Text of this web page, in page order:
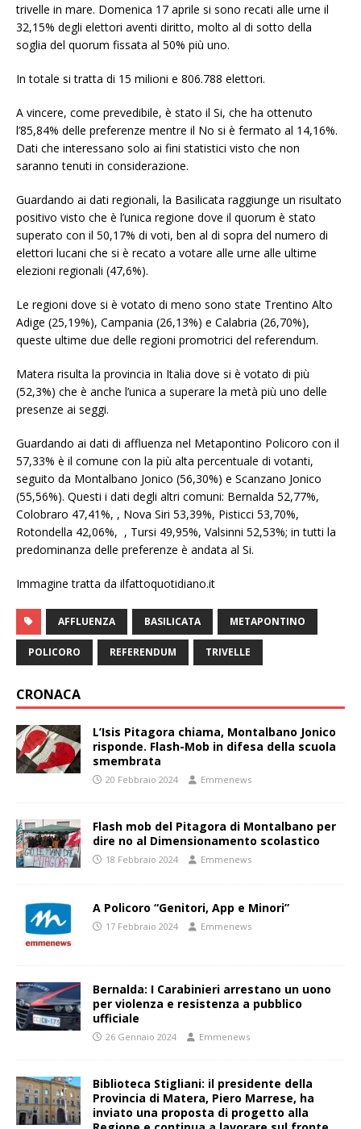
trivelle in mare. Domenica 17 aprile si sono recati alle urne il
32,15% degli elettori aventi diritto, molto al di sotto della
soglia del quorum fissata al 50% più uno.
In totale si tratta di 15 milioni e 806.788 elettori.
A vincere, come prevedibile, è stato il Si, che ha ottenuto
l’85,84% delle preferenze mentre il No si è fermato al 14,16%.
Dati che interessano solo ai fini statistici visto che non
saranno tenuti in considerazione.
Guardando ai dati regionali, la Basilicata raggiunge un risultato
positivo visto che è l’unica regione dove il quorum è stato
superato con il 50,17% di voti, ben al di sopra del numero di
elettori lucani che si è recato a votare alle urne alle ultime
elezioni regionali (47,6%).
Le regioni dove si è votato di meno sono state Trentino Alto
Adige (25,19%), Campania (26,13%) e Calabria (26,70%),
queste ultime due delle regioni promotrici del referendum.
Matera risulta la provincia in Italia dove si è votato di più
(52,3%) che è anche l’unica a superare la metà più uno delle
presenze ai seggi.
Guardando ai dati di affluenza nel Metapontino Policoro con il
57,33% è il comune con la più alta percentuale di votanti,
seguito da Montalbano Jonico (56,30%) e Scanzano Jonico
(55,56%). Questi i dati degli altri comuni: Bernalda 52,77%,
Colobraro 47,41%, , Nova Siri 53,39%, Pisticci 53,70%,
Rotondella 42,06%, , Tursi 49,95%, Valsinni 52,53%; in tutti la
predominanza delle preferenze è andata al Si.
Immagine tratta da ilfattoquotidiano.it
AFFLUENZA BASILICATA METAPONTINO
POLICORO REFERENDUM TRIVELLE
CRONACA
L’Isis Pitagora chiama, Montalbano Jonico
risponde. Flash-Mob in difesa della scuola
smembrata
20 Febbraio 2024 Emmenews
Flash mob del Pitagora di Montalbano per
dire no al Dimensionamento scolastico
18 Febbraio 2024 Emmenews
A Policoro “Genitori, App e Minori”
17 Febbraio 2024 Emmenews
Bernalda: I Carabinieri arrestano un uono
per violenza e resistenza a pubblico
ufficiale
26 Gennaio 2024 Emmenews
Biblioteca Stigliani: il presidente della
Provincia di Matera, Piero Marrese, ha
inviato una proposta di progetto alla